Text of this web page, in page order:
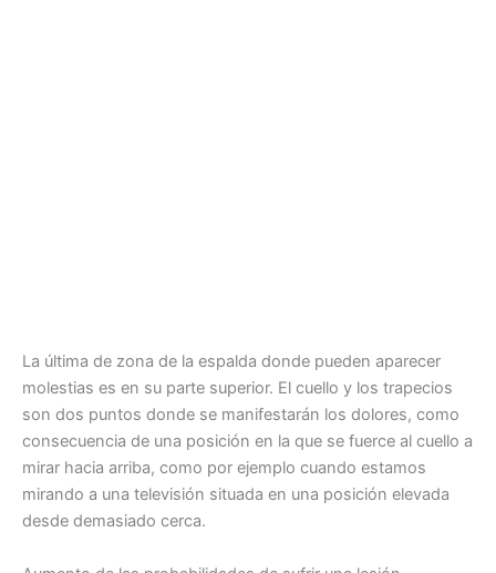
La última de zona de la espalda donde pueden aparecer
molestias es en su parte superior. El cuello y los trapecios
son dos puntos donde se manifestarán los dolores, como
consecuencia de una posición en la que se fuerce al cuello a
mirar hacia arriba, como por ejemplo cuando estamos
mirando a una televisión situada en una posición elevada
desde demasiado cerca.